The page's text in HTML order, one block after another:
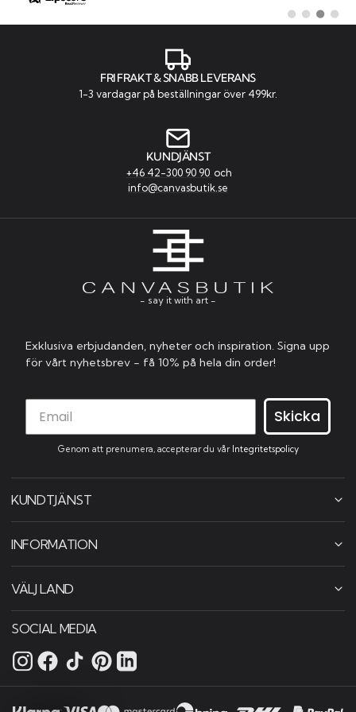
Byt
till
Byt
till
Byt
till
Byt
till
FRI FRAKT & SNABB LEVERANS
1-3 vardagar på beställningar över 499kr.
KUNDJÄNST
+46 42-300 90 90 och
info@canvasbutik.se
- say it with art -
Exklusiva erbjudanden, nyheter och inspiration. Signa upp
för vårt nyhetsbrev - få 10% på hela din order!
Skicka
Genom att prenumera, accepterar du vår Integritetspolicy
KUNDTJÄNST
INFORMATION
VÄLJ LAND
SOCIAL MEDIA